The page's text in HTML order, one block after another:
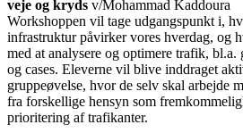
veje og kryds v/Mohammad Kaddoura
Workshoppen vil tage udgangspunkt i,
infrastruktur påvirker vores hverdag, og
med at analysere og optimere trafik, bl.a.
og cases. Eleverne vil blive inddraget
gruppeøvelse, hvor de selv skal arbejde
fra forskellige hensyn som
prioritering af trafikanter.